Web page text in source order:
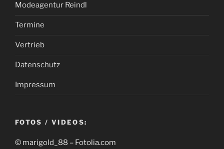
Modeagentur Reindl
Termine
Vertrieb
Datenschutz
Impressum
FOTOS / VIDEOS:
© marigold_88 – Fotolia.com